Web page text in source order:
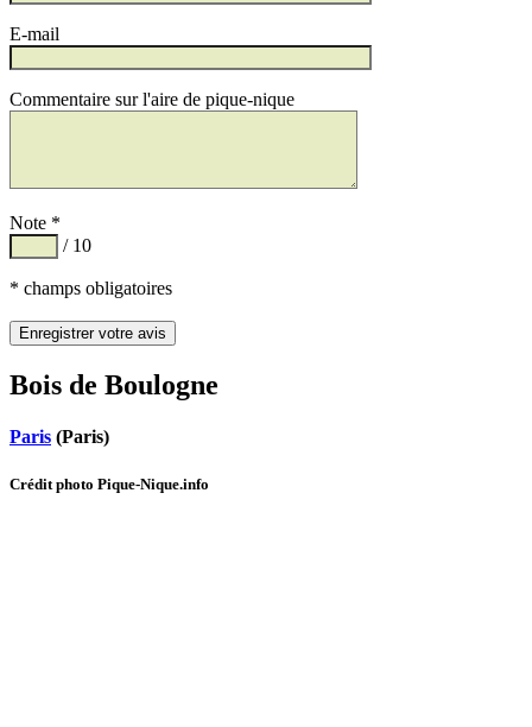
E-mail
Commentaire sur l'aire de pique-nique
Note *
/ 10
* champs obligatoires
Bois de Boulogne
Paris (Paris)
Crédit photo Pique-Nique.info